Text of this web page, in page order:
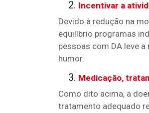
Incentivar a
Devido à redução na
equilíbrio programas
pessoas com DA leve
humor.
Medicação,
Como dito acima, a
tratamento adequado